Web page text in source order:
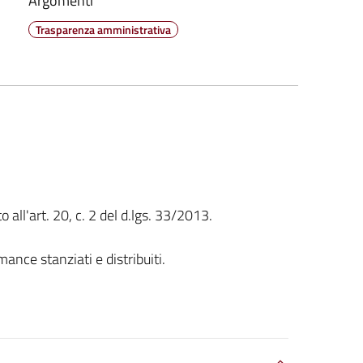
Trasparenza amministrativa
all'art. 20, c. 2 del d.lgs. 33/2013.
stanziati e distribuiti.